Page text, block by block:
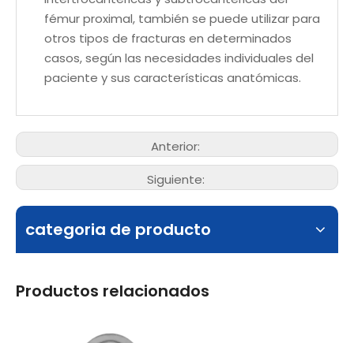
fémur proximal, también se puede utilizar para
otros tipos de fracturas en determinados
casos, según las necesidades individuales del
paciente y sus características anatómicas.
Anterior:
Siguiente:
categoria de producto
Productos relacionados